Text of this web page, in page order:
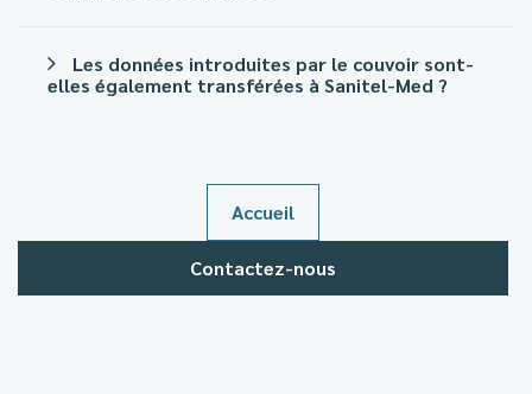
Les données introduites par le couvoir sont-
elles également transférées à Sanitel-Med ?
Accueil
Contactez-nous